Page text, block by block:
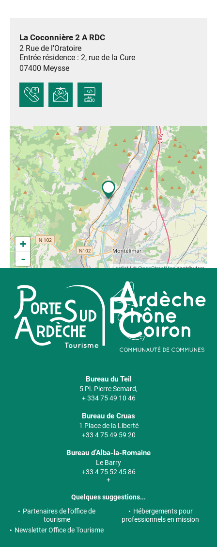
La Coconnière 2 A RDC
2 Rue de l'Oratoire
Entrée résidence : 2, rue de la Cure
07400 Meysse
+
-
Leaflet| ©OpenStreetMapcontributors
Bureau du Teil
5 Pl. Pierre Semard,
+ 334 75 49 10 46
Bureau de Cruas
1 Place de la Liberté
+33 4 75 49 59 20
Bureau d’Alba-la-Romaine
Le Barry
+33 4 75 52 45 86
+
Quelques suggestions...
Partenaires de l’office de
tourisme
Hébergements pour
professionnels en mission
Newsletter Office de Tourisme